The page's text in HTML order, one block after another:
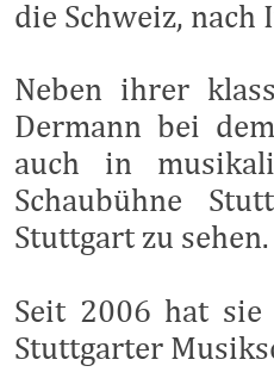
die Schweiz, nach
Neben ihrer
Dermann bei
auch in
Schaubühne
Stuttgart zu sehen.
Seit 2006 hat sie
Stuttgarter